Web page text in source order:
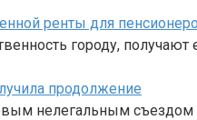
ренты для
городу,
продолжение
нелегальным съездом